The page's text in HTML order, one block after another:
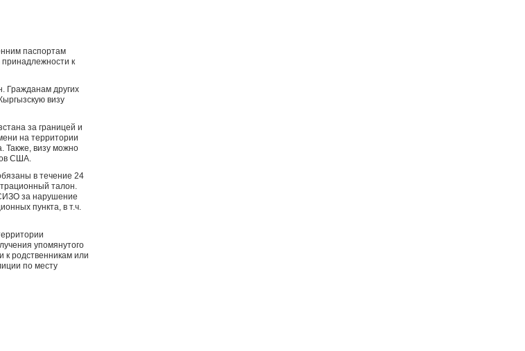
паспортам
к
Гражданам других
визу
за границей и
на территории
Также, визу можно
США.
в течение 24
талон.
за нарушение
пункта, в т.ч.
упомянутого
к родственникам или
по месту